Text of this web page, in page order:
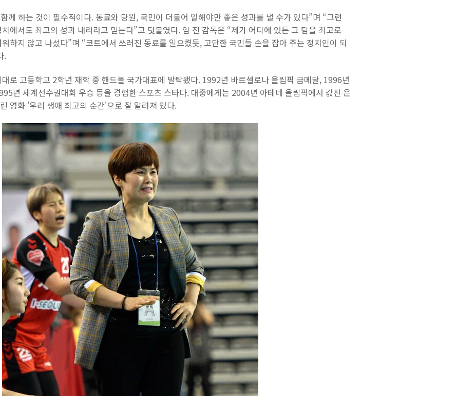
께 하는 것이 필수적이다. 동료와 당원, 국민이 더불어 일해야만 좋은 성과를 낼 수가 있다”며 “그런
에서도 최고의 성과 내리라고 믿는다”고 덧붙였다. 임 전 감독은 “제가 어디에 있든 그 팀을 최고로
하지 않고 나섰다”며 “코트에서 쓰러진 동료를 일으켰듯, 고단한 국민들 손을 잡아 주는 정치인이 되
.
로 고등학교 2학년 재학 중 핸드볼 국가대표에 발탁됐다. 1992년 바르셀로나 올림픽 금메달, 1996년
년 세계선수권대회 우승 등을 경험한 스포츠 스타다. 대중에게는 2004년 아테네 올림픽에서 값진 은
영화 '우리 생애 최고의 순간'으로 잘 알려져 있다.